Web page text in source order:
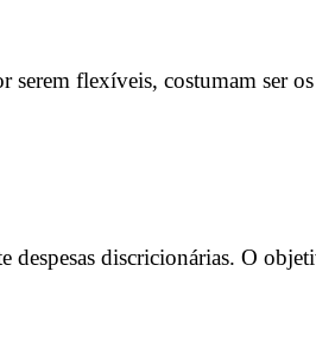
serem flexíveis, costumam ser
discricionárias. O